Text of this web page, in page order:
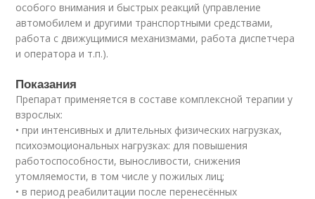
особого внимания и быстрых реакций (управление
автомобилем и другими транспортными средствами,
работа с движущимися механизмами, работа диспетчера
и оператора и т.п.).
Показания
Препарат применяется в составе комплексной терапии у
взрослых:
• при интенсивных и длительных физических нагрузках,
психоэмоциональных нагрузках: для повышения
работоспособности, выносливости, снижения
утомляемости, в том числе у пожилых лиц;
• в период реабилитации после перенесённых